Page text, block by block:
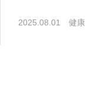
2025.08.01 健康